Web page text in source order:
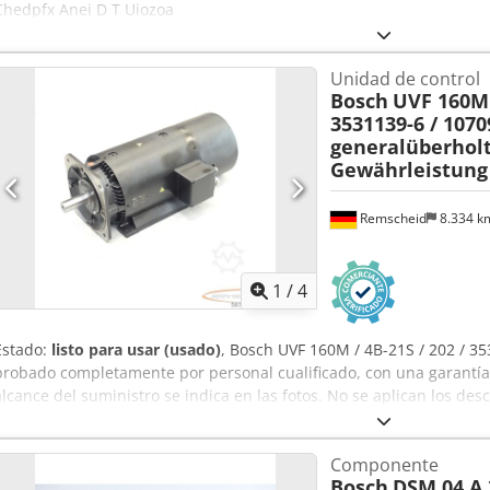
Anei D T Uiozoa
1 /4
Remscheid 8.334
Unidad de control
Bosch UVF
3531139-6 /
Gewährleistung
listo para usar (usado), Bosch UVF 160M / 4B-21S / 202 /
completamente por personal cualificado, con una
del suministro se indica en las fotos. No se aplican los
artículo. Consulte el precio por separado. ¡ATENCIÓN: Consulte los
Csdpfx Ansk Ru A Uozoha
Componente